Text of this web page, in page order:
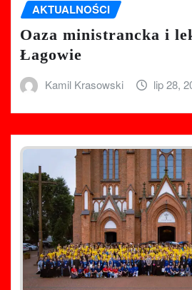
AKTUALNOŚCI
Oaza ministrancka i
Łagowie
Kamil Krasowski lip 28,